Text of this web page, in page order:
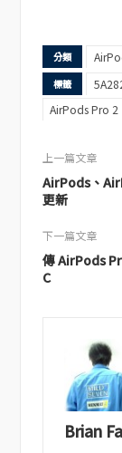
分類
標籤
AirPods Pro 2
上一篇文章
AirPods、
更新
下一篇文章
傳 AirPods
C
Brian